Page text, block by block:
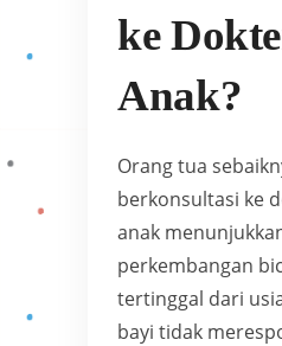
ke
Anak?
Orang tua
berkonsultasi ke
anak
perkembangan
tertinggal dari
bayi tidak